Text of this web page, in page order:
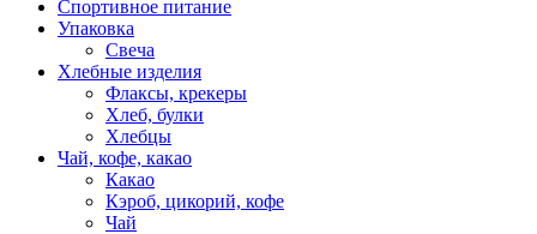
Спортивное питание
Упаковка
Свеча
Хлебные изделия
Флаксы, крекеры
Хлеб, булки
Хлебцы
Чай, кофе, какао
Какао
Кэроб, цикорий, кофе
Чай